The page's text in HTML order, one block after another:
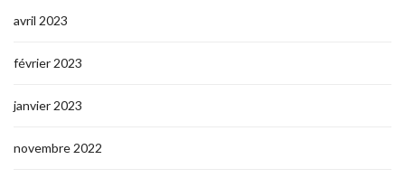
avril 2023
février 2023
janvier 2023
novembre 2022